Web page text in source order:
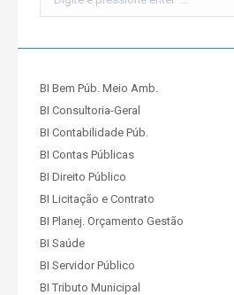
BI Bem Púb. Meio Amb.
BI Consultoria-Geral
BI Contabilidade Púb.
BI Contas Públicas
BI Direito Público
BI Licitação e Contrato
BI Planej. Orçamento Gestão
BI Saúde
BI Servidor Público
BI Tributo Municipal